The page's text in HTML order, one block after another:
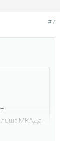
#7
МКАДа